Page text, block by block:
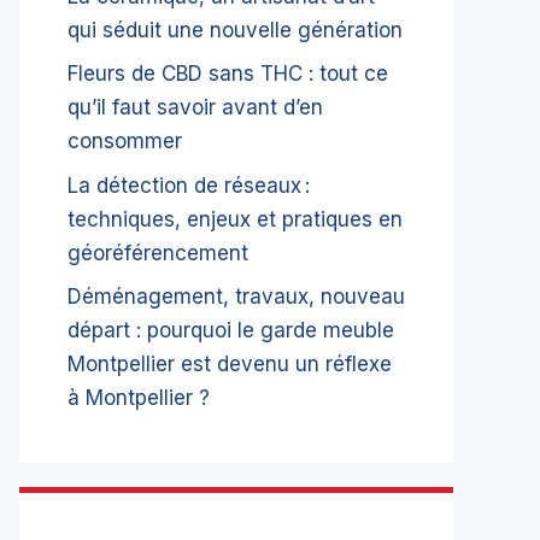
qui séduit une nouvelle génération
Fleurs de CBD sans THC : tout ce
qu’il faut savoir avant d’en
consommer
La détection de réseaux :
techniques, enjeux et pratiques en
géoréférencement
Déménagement, travaux, nouveau
départ : pourquoi le garde meuble
Montpellier est devenu un réflexe
à Montpellier ?